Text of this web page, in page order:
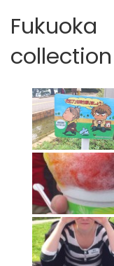
collection